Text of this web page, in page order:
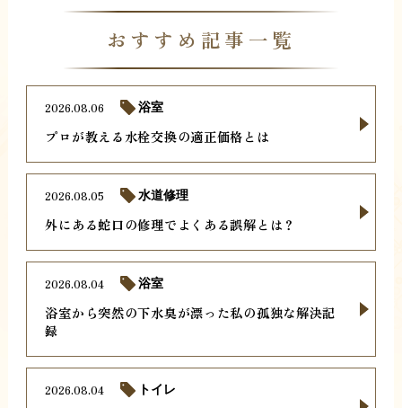
おすすめ記事一覧
プロが教える水栓交換の適正価格とは
2026.08.06 浴室
外にある蛇口の修理でよくある誤解とは？
2026.08.05 水道修理
浴室から突然の下水臭が漂った私の孤独な解決記
録
2026.08.04 浴室
2026.08.04 トイレ